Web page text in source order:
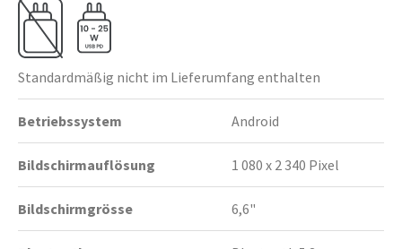
Standardmäßig nicht im Lieferumfang enthalten
Betriebssystem Android
Bildschirmauflösung 1 080 x 2 340 Pixel
Bildschirmgrösse 6,6"